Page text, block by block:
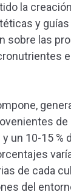
la
y
sobre las
de
un 10-15 %
de cada
del